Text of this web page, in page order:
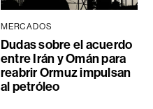
MERCADOS
Dudas sobre el acuerdo
entre Irán y Omán para
reabrir Ormuz impulsan
al petróleo